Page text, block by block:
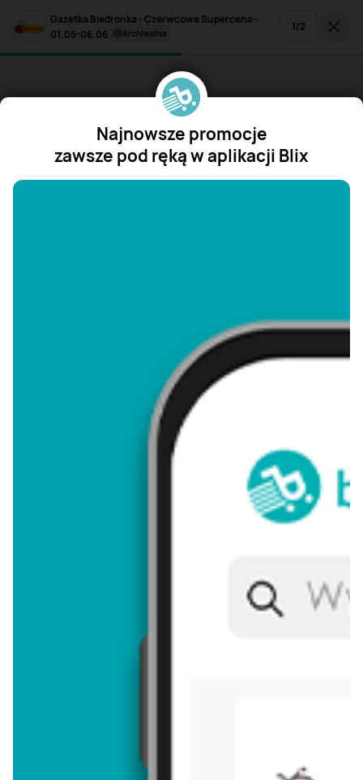
Gazetka Biedronka - Czerwcowa Supercena -
01.06-06.06
archiwalna 1/2
Najnowsze promocje
zawsze pod ręką w aplikacji Blix
"/>